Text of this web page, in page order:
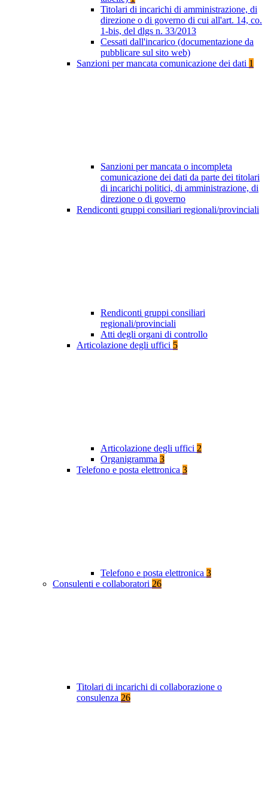
Titolari di incarichi di amministrazione, di
direzione o di governo di cui all'art. 14, co.
1-bis, del dlgs n. 33/2013
Cessati dall'incarico (documentazione da
pubblicare sul sito web)
Sanzioni per mancata comunicazione dei dati 1
Sanzioni per mancata o incompleta
comunicazione dei dati da parte dei titolari
di incarichi politici, di amministrazione, di
direzione o di governo
Rendiconti gruppi consiliari regionali/provinciali
Rendiconti gruppi consiliari
regionali/provinciali
Atti degli organi di controllo
Articolazione degli uffici 5
Articolazione degli uffici 2
Organigramma 3
Telefono e posta elettronica 3
Telefono e posta elettronica 3
Consulenti e collaboratori 26
Titolari di incarichi di collaborazione o
consulenza 26